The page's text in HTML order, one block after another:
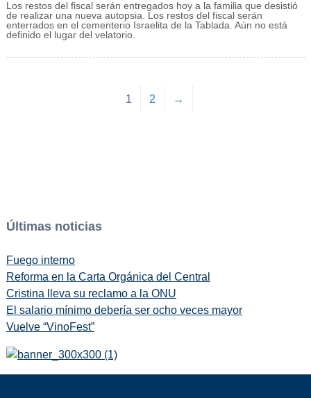
Los restos del fiscal serán entregados hoy a la familia que desistió
de realizar una nueva autopsia. Los restos del fiscal serán
enterrados en el cementerio Israelita de la Tablada. Aún no está
definido el lugar del velatorio.
1 2 →
Últimas noticias
Fuego interno
Reforma en la Carta Orgánica del Central
Cristina lleva su reclamo a la ONU
El salario mínimo debería ser ocho veces mayor
Vuelve “VinoFest”